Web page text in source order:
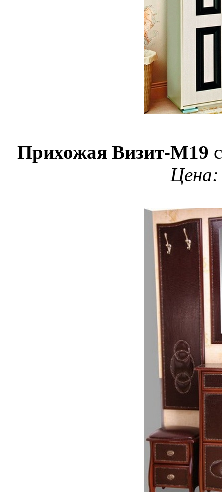
Прихожая Визит-М19
Цена: